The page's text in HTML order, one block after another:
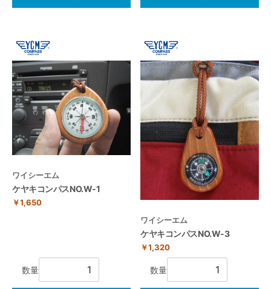
ワイシーエム
ケヤキコンパスNO.W-1
￥1,650
数量
ワイシーエム
ケヤキコンパスNO.W-3
￥1,320
数量